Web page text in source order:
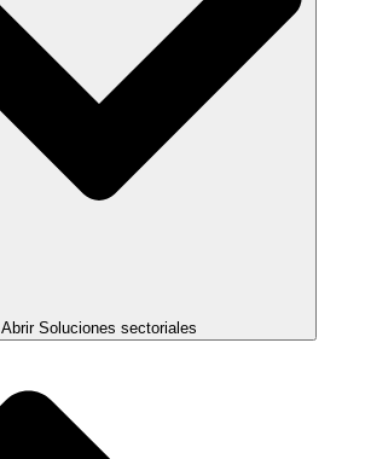
Abrir Soluciones sectoriales